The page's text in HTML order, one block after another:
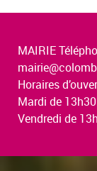
MAIRIE
Horaires
Mardi de
Vendredi de